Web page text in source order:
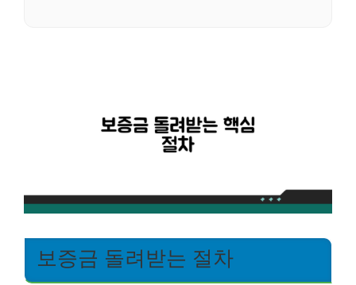
보증금 돌려받는 절차